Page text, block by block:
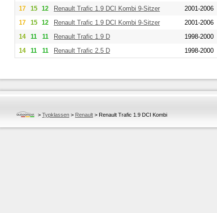
17
15 12 Renault Trafic 1.9 DCI Kombi 9-Sitzer
2001-2006
17
15 12 Renault Trafic 1.9 DCI Kombi 9-Sitzer
2001-2006
14
11 11 Renault Trafic 1.9 D
1998-2000
14
11 11 Renault Trafic 2.5 D 1998-2000
> Typklassen > Renault > Renault Trafic 1.9 DCI Kombi